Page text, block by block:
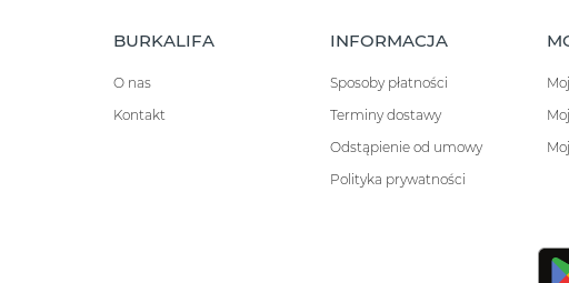
BURKALIFA
O nas
Kontakt
INFORMACJA
Sposoby płatności
Terminy dostawy
Odstąpienie od umowy
Polityka prywatności